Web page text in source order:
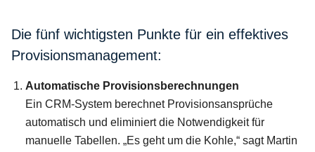
Die fünf wichtigsten Punkte für ein effektives
Provisionsmanagement:
Automatische Provisionsberechnungen
Ein CRM-System berechnet Provisionsansprüche
automatisch und eliminiert die Notwendigkeit für
manuelle Tabellen. „Es geht um die Kohle,“ sagt Martin